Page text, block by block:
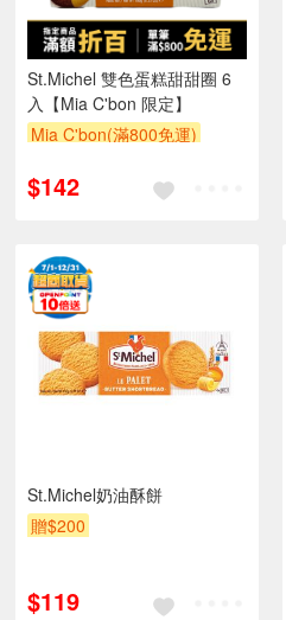
St.Michel 雙色蛋糕甜甜圈 6
入【Mia C'bon 限定】
Mia C'bon(滿800免運)
$142
St.Michel奶油酥餅
贈$200
$119